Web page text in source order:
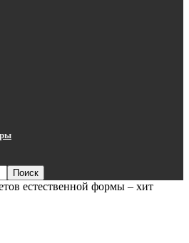
естественной формы – хит